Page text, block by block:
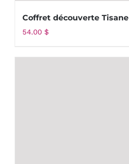
Coffret découverte Tisane
54.00 $